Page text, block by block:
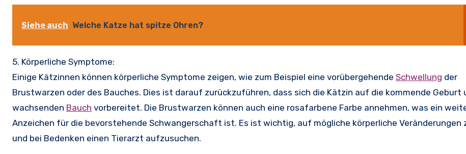
Siehe auch Welche Katze hat spitze Ohren?
5. Körperliche Symptome:
Einige Kätzinnen können körperliche Symptome zeigen, wie zum Beispiel eine vorübergehende Schwellung der
Brustwarzen oder des Bauches. Dies ist darauf zurückzuführen, dass sich die Kätzin auf die kommende Geburt
wachsenden Bauch vorbereitet. Die Brustwarzen können auch eine rosafarbene Farbe annehmen, was ein
Anzeichen für die bevorstehende Schwangerschaft ist. Es ist wichtig, auf mögliche körperliche Veränderungen
und bei Bedenken einen Tierarzt aufzusuchen.